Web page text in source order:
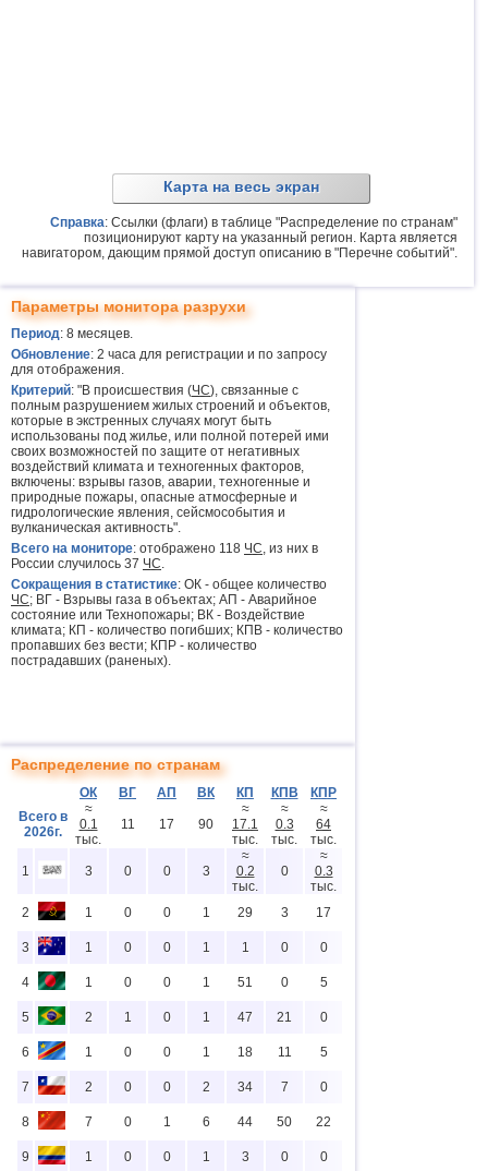
Карта на весь экран
Справка: Ссылки (флаги) в таблице "Распределение по странам"
позиционируют карту на указанный регион. Карта является
навигатором, дающим прямой доступ описанию в "Перечне событий".
Параметры монитора разрухи
Период: 8 месяцев.
Обновление: 2 часа для регистрации и по запросу
для отображения.
Критерий: "В происшествия (ЧС), связанные с
полным разрушением жилых строений и объектов,
которые в экстренных случаях могут быть
использованы под жилье, или полной потерей ими
своих возможностей по защите от негативных
воздействий климата и техногенных факторов,
включены: взрывы газов, аварии, техногенные и
природные пожары, опасные атмосферные и
гидрологические явления, сейсмособытия и
вулканическая активность".
Всего на мониторе: отображено 118 ЧС, из них в
России случилось 37 ЧС.
Сокращения в статистике: ОК - общее количество
ЧС; ВГ - Взрывы газа в объектах; АП - Аварийное
состояние или Технопожары; ВК - Воздействие
климата; КП - количество погибших; КПВ - количество
пропавших без вести; КПР - количество
пострадавших (раненых).
Распределение по странам
ОК ВГ АП ВК КП КПВ
КПР
Всего в
2026г.
≈
0.1
тыс.
11 17 90
≈
17.1
тыс.
≈
0.3
тыс.
≈
64
тыс.
1 3 0 0 3
≈
0.2
тыс.
0
≈
0.3
тыс.
2
1 0 0 1 29 3 17
3 1 0 0 1 1 0 0
4 1 0 0 1 51 0 5
5 2 1 0 1 47 21 0
6 1 0 0 1 18 11 5
7 2 0 0 2 34 7 0
8 7 0 1 6 44 50 22
9 1 0 0 1 3 0 0